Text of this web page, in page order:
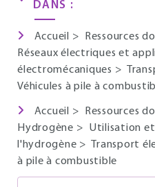
DANS :
Accueil > Ressources
Réseaux électriques et
électromécaniques >
Véhicules à pile à
Accueil > Ressources
Hydrogène > Utilisation
l'hydrogène >
Transport
à pile à combustible